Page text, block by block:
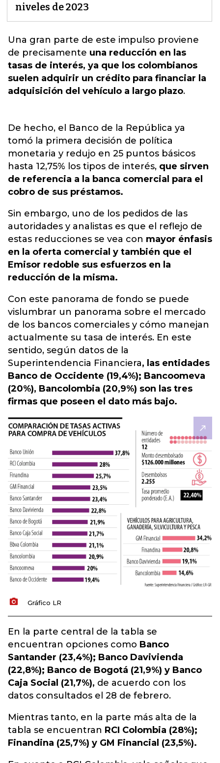
niveles de 2023
Una gran parte de este impulso proviene
de precisamente una reducción en las
tasas de interés, ya que los colombianos
suelen adquirir un crédito para financiar la
adquisición del vehículo a largo plazo.
De hecho, el Banco de la República ya
tomó la primera decisión de política
monetaria y redujo en 25 puntos básicos
hasta 12,75% los tipos de interés, que sirven
de referencia a la banca comercial para el
cobro de sus préstamos.
Sin embargo, uno de los pedidos de las
autoridades y analistas es que el reflejo de
estas reducciones se vea con mayor énfasis
en la oferta comercial y también que el
Emisor redoble sus esfuerzos en la
reducción de la misma.
Con este panorama de fondo se puede
vislumbrar un panorama sobre el mercado
de los bancos comerciales y cómo manejan
actualmente su tasa de interés. En este
sentido, según datos de la
Superintendencia Financiera, las entidades
Banco de Occidente (19,4%); Bancoomeva
(20%), Bancolombia (20,9%) son las tres
firmas que poseen el dato más bajo.
Gráfico LR
En la parte central de la tabla se
encuentran opciones como Banco
Santander (23,4%); Banco Davivienda
(22,8%); Banco de Bogotá (21,9%) y Banco
Caja Social (21,7%), de acuerdo con los
datos consultados el 28 de febrero.
Mientras tanto, en la parte más alta de la
tabla se encuentran RCI Colombia (28%);
Finandina (25,7%) y GM Financial (23,5%).